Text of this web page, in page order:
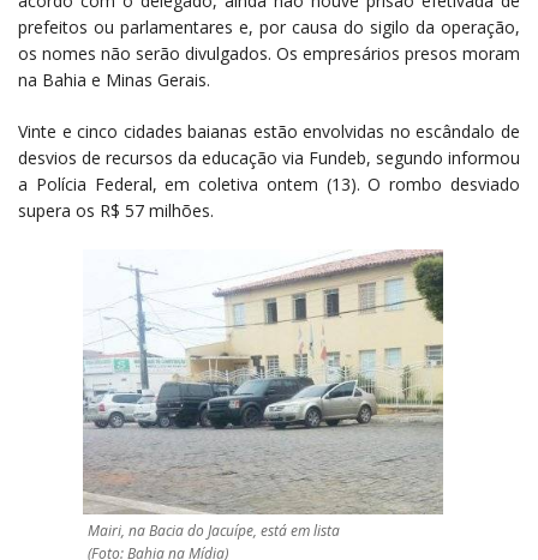
prefeitos ou parlamentares e, por causa do sigilo da operação,
os nomes não serão divulgados. Os empresários presos moram
na Bahia e Minas Gerais.
Vinte e cinco cidades baianas estão envolvidas no escândalo de
desvios de recursos da educação via Fundeb, segundo informou
a Polícia Federal, em coletiva ontem (13). O rombo desviado
supera os R$ 57 milhões.
Mairi, na Bacia do Jacuípe, está em lista
(Foto: Bahia na Mídia)